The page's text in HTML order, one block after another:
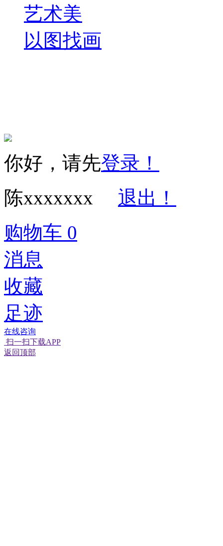
艺术美
以图找画
你好，请先登录！
陈xxxxxxx
退出！
购物车 0
消息
收藏
足迹
在线咨询
扫一扫下载APP
返回顶部